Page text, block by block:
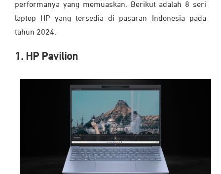
performanya yang memuaskan. Berikut adalah 8 seri
laptop HP yang tersedia di pasaran Indonesia pada
tahun 2024.
1. HP Pavilion